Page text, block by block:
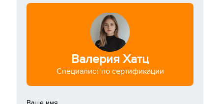
Валерия Хатц
Специалист по сертификации